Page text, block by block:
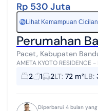
Rp 530 Juta
Rp Lihat Kemampuan
Perumahan
Pacet, Kabupaten
AMETA KYOTO RESIDENCE
STRATEGIS DI KOPO KATAPANG JALAN
kawasan berkembang Jalan
2 1 2LT: 72 m²LB:
Diperbarui 4 bulan